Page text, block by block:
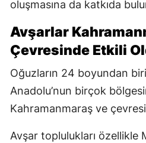
oluşmasına da katkıda
Avşarlar
Çevresinde Etkili
Oğuzların 24 boyundan
Anadolu’nun birçok
Kahramanmaraş ve
Avşar toplulukları özellikle